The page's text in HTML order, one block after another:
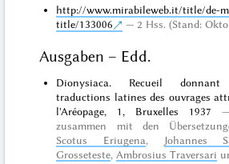
http://www.mirabileweb.it/title/de-
title/133006
2 Hss. (Stand:
Ausgaben – Edd.
Dionysiaca. Recueil
traductions latines des ouvrages
l'Aréopage, 1, Bruxelles 1937
zusammen mit den
Scotus Eriugena, Johannes
Grosseteste, Ambrosius Traversari